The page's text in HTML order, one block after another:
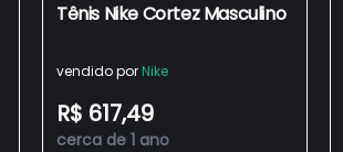
Tênis Nike Cortez Masculino
vendido por Nike
R$ 617,49
cerca de 1 ano